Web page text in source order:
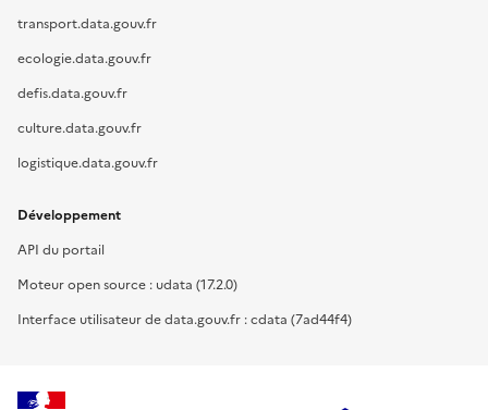
transport.data.gouv.fr
ecologie.data.gouv.fr
defis.data.gouv.fr
culture.data.gouv.fr
logistique.data.gouv.fr
Développement
API du portail
Moteur open source : udata (17.2.0)
Interface utilisateur de data.gouv.fr : cdata (7ad44f4)